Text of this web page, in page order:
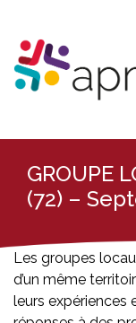
contenu
principal
GROUPE
(72) –
Les groupes
d’un même
leurs expériences